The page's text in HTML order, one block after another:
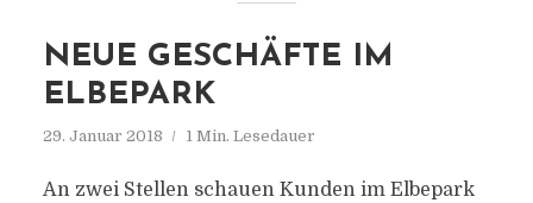
NEUE GESCHÄFTE IM
ELBEPARK
29. Januar 2018 1 Min. Lesedauer
An zwei Stellen schauen Kunden im Elbepark